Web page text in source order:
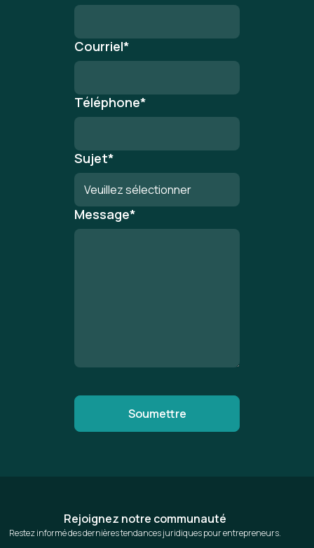
Courriel*
Téléphone*
Sujet*
Message*
Rejoignez notre communauté
Restez informé des dernières tendances juridiques pour entrepreneurs.